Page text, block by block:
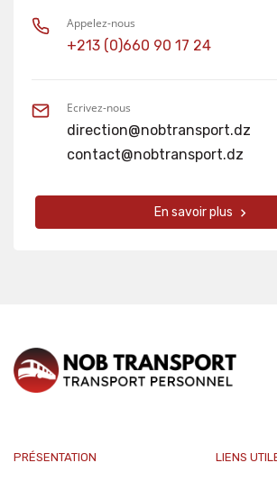
Appelez-nous
+213 (0)660 90 17 24
Ecrivez-nous
direction@nobtransport.dz
contact@nobtransport.dz
En savoir plus keyboard_arrow_right
PRÉSENTATION LIENS